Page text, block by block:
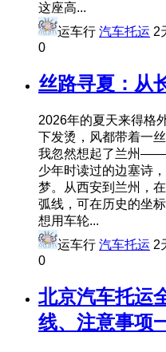
这座高...
运车行 汽车托运 2
0
丝路寻夏：从
2026年的夏天来得格
下发烫，风都带着一
我忽然想起了兰州——
少年时读过的边塞诗
梦。从西安到兰州，
弧线，可在历史的坐
想用车轮...
运车行 汽车托运 2
0
北京汽车托运
线、注意事项